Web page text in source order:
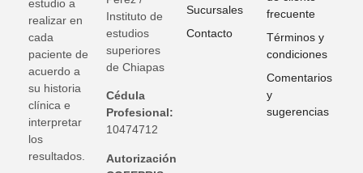
estudio a
realizar en
cada
paciente de
acuerdo a
su historia
clínica e
interpretar
los
resultados.
Instituto de
estudios
superiores
de Chiapas
Cédula
Profesional:
10474712
Autorización
Sucursales
Contacto
frecuente
Términos y
condiciones
Comentarios
y
sugerencias